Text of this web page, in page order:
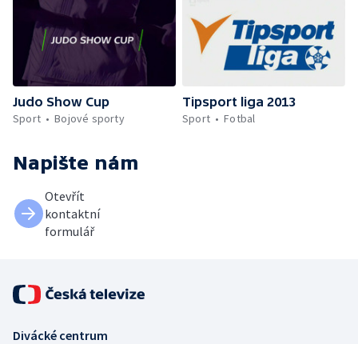
Judo Show Cup
Sport
Bojové sporty
Tipsport liga 2013
Sport
Fotbal
Napište nám
Otevřít
kontaktní
formulář
Divácké centrum